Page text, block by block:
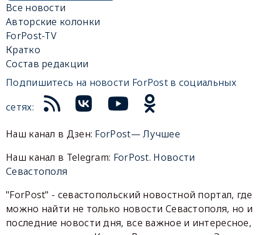
Все новости
Авторские колонки
ForPost-TV
Кратко
Состав редакции
Подпишитесь на новости ForPost в социальных
сетях:
Наш канал в Дзен: ForPost— Лучшее
Наш канал в Telegram: ForPost. Новости
Севастополя
"ForPost" - севастопольский новостной портал, где
можно найти не только новости Севастополя, но и
последние новости дня, все важное и интересное,